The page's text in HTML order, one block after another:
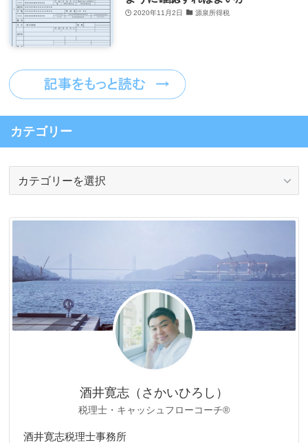
2020年11月2日 源泉所得税
カテゴリー
リ
酒井寛志（さかいひろし）
税理士・キャッシュフローコーチ®
酒井寛志税理士事務所